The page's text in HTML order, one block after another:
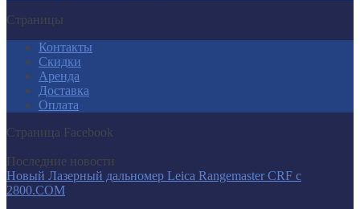
Страницы
Контакты
Скидки
Аренда
Доставка
Оплата
Страница Facebook
Последние новости
Новый Лазерный дальномер Leica Rangemaster CRF с
2800.COM